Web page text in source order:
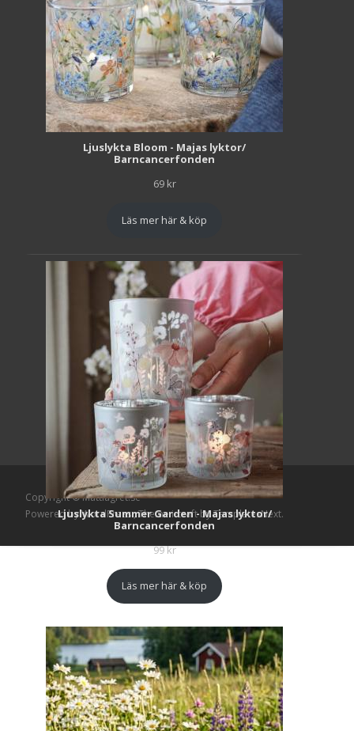
Ljuslykta Bloom - Majas lyktor/
Barncancerfonden
69 kr
Läs mer här & köp
Ljuslykta Summer Garden - Majas lyktor/
Barncancerfonden
99kr
Läs mer här & köp
Copyright © Mattlagret.se
Powered by WordPress, Themei-craftby TemplatesNext.